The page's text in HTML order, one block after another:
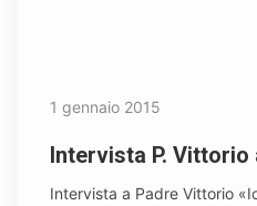
1 gennaio 2015
Intervista P. Vittorio
Intervista a Padre Vittorio